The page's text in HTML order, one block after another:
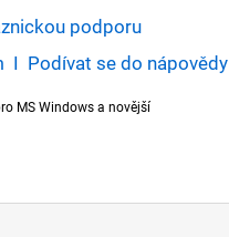
podporu
I Podívat se do nápovědy
MS Windows a novější